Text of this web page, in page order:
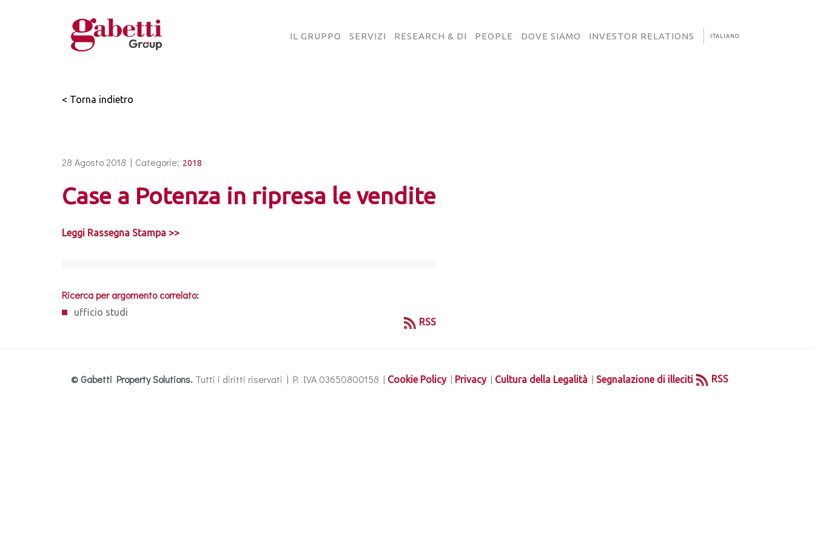
IL GRUPPO SERVIZI RESEARCH & DI PEOPLE DOVE SIAMO INVESTOR RELATIONS ITALIANO
< Torna indietro
28 Agosto 2018 | Categorie: 2018
Case a Potenza in ripresa le vendite
Leggi Rassegna Stampa >>
Ricerca per argomento correlato:
ufficio studi
RSS
© Gabetti Property Solutions. Tutti i diritti riservati | P. IVA 03650800158 | Cookie Policy| Privacy| Cultura della Legalità | Segnalazione di illeciti RSS